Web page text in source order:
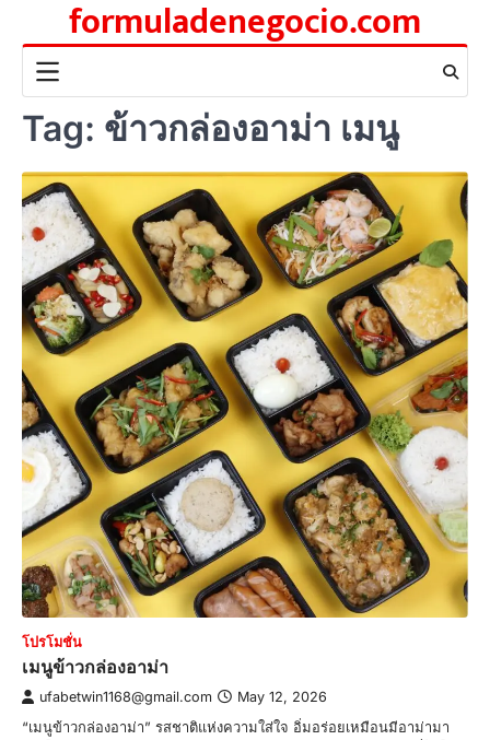
content
formuladenegocio.com
Tag: ข้าวกล่องอาม่า เมนู
โปรโมชั่น
เมนูข้าวกล่องอาม่า
ufabetwin1168@gmail.com May 12, 2026
“เมนูข้าวกล่องอาม่า” รสชาติแห่งความใส่ใจ อิ่มอร่อยเหมือนมีอาม่ามา